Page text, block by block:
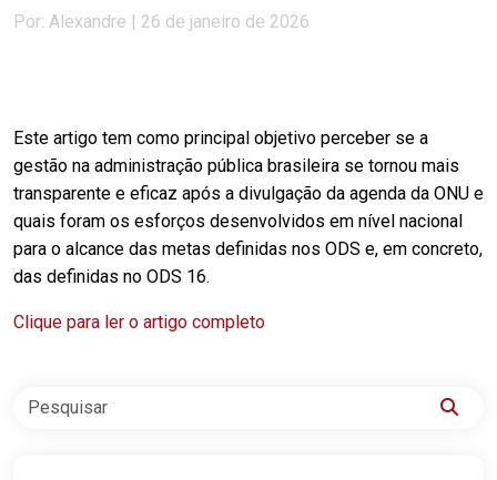
Por: Alexandre | 26 de janeiro de 2026
Este artigo tem como principal objetivo perceber se a
gestão na administração pública brasileira se tornou mais
transparente e eficaz após a divulgação da agenda da ONU e
quais foram os esforços desenvolvidos em nível nacional
para o alcance das metas definidas nos ODS e, em concreto,
das definidas no ODS 16.
Clique para ler o artigo completo